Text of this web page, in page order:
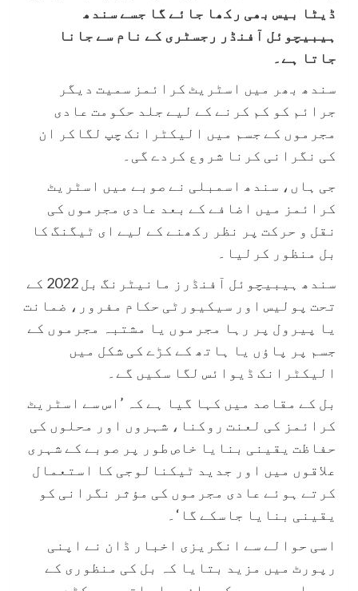
ڈیٹا بیس بھی رکھا جائے گا جسے سندھ
ہیبیچوئل آفنڈر رجسٹری کے نام سے جانا
جاتا ہے۔
سندھ بھر میں اسٹریٹ کرائمز سمیت دیگر
جرائم کو کم کرنے کے لیے جلد حکومت عادی
مجرموں کے جسم میں الیکٹرانک چپ لگاکر ان
کی نگرانی کرنا شروع کردے گی۔
جی ہاں، سندھ اسمبلی نے صوبے میں اسٹریٹ
کرائمز میں اضافے کے بعد عادی مجرموں کی
نقل و حرکت پر نظر رکھنے کے لیے ای ٹیگنگ کا
بل منظور کرلیا۔
سندھ ہیبیچوئل آفنڈرز مانیٹرنگ بل 2022 کے
تحت پولیس اور سیکیورٹی حکام مفرور، ضمانت
یا پیرول پر رہا مجرموں یا مشتبہ مجرموں کے
جسم پر پاؤں یا ہاتھ کے کڑے کی شکل میں
الیکٹرانک ڈیوائس لگا سکیں گے۔
بل کے مقاصد میں کہا گیا ہے کہ ’اس سے اسٹریٹ
کرائمز کی لعنت روکنا، شہروں اور محلوں کی
حفاظت یقینی بنایا خاص طور پر صوبے کے شہری
علاقوں میں اور جدید ٹیکنالوجی کا استعمال
کرتے ہوئے عادی مجرموں کی مؤثر نگرانی کو
یقینی بنایا جاسکے گا‘۔
اسی حوالے سے انگریزی اخبار ڈان نے اپنی
رپورٹ میں مزید بتایا کہ بل کی منظوری کے